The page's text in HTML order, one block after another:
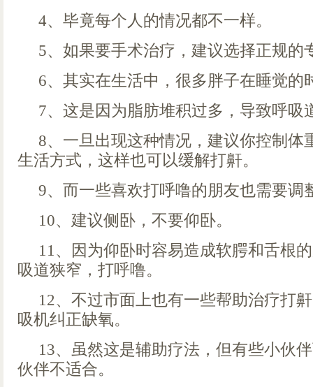
4、毕竟每个人的情况都不一样。
5、如果要手术治疗，建议选择正规的
6、其实在生活中，很多胖子在睡觉的
7、这是因为脂肪堆积过多，导致呼吸
8、一旦出现这种情况，建议你控制体
生活方式，这样也可以缓解打鼾。
9、而一些喜欢打呼噜的朋友也需要调
10、建议侧卧，不要仰卧。
11、因为仰卧时容易造成软腭和舌根
吸道狭窄，打呼噜。
12、不过市面上也有一些帮助治疗打
吸机纠正缺氧。
13、虽然这是辅助疗法，但有些小伙
伙伴不适合。